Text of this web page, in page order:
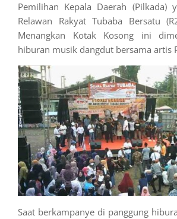
Pemilihan Kepala Daerah (Pilkada)
Relawan Rakyat Tubaba Bersatu
Menangkan Kotak Kosong ini
hiburan musik dangdut bersama artis
Saat berkampanye di panggung